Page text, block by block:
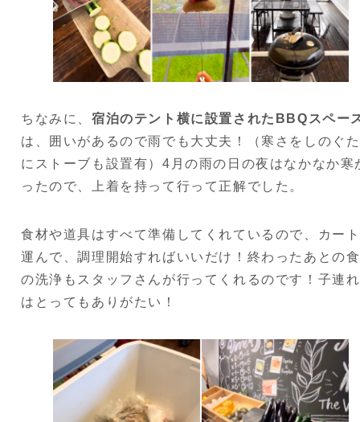
ちなみに、 宿泊のテント横に設置されたBBQスペー
は、囲いがあるので雨でも大丈夫！（寒さをしのぐ
にストーブも設置有）4月の雨の日の夜はなかなか寒
ったので、上着を持って行って正解でした。
食材や道具はすべて準備してくれているので、カー
運んで、調理開始すればいいだけ！終わったあとの
の洗浄もスタッフさんが行ってくれるのです！子連
はとってもありがたい！